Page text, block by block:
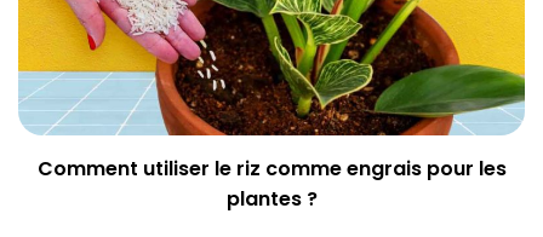
Comment utiliser le riz comme engrais pour les
plantes ?